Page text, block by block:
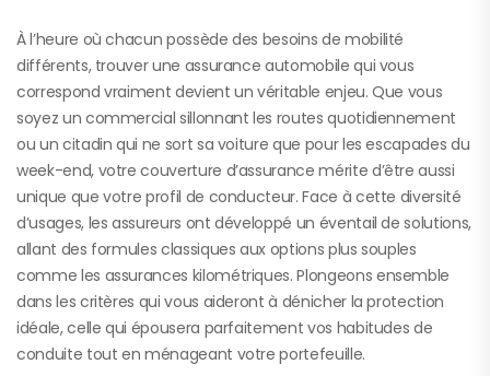
À l’heure où chacun possède des besoins de mobilité
différents, trouver une assurance automobile qui vous
correspond vraiment devient un véritable enjeu. Que vous
soyez un commercial sillonnant les routes quotidiennement
ou un citadin qui ne sort sa voiture que pour les escapades du
week-end, votre couverture d’assurance mérite d’être aussi
unique que votre profil de conducteur. Face à cette diversité
d’usages, les assureurs ont développé un éventail de solutions,
allant des formules classiques aux options plus souples
comme les assurances kilométriques. Plongeons ensemble
dans les critères qui vous aideront à dénicher la protection
idéale, celle qui épousera parfaitement vos habitudes de
conduite tout en ménageant votre portefeuille.